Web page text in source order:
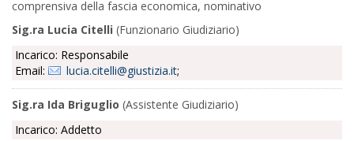
comprensiva della fascia economica, nominativo
Sig.ra Lucia Citelli (Funzionario Giudiziario)
Incarico: Responsabile
Email:
lucia.citelli@giustizia.it;
Sig.ra Ida Briguglio (Assistente Giudiziario)
Incarico: Addetto